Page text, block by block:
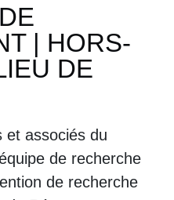
| HORS-
DE
et associés du
de recherche
de recherche